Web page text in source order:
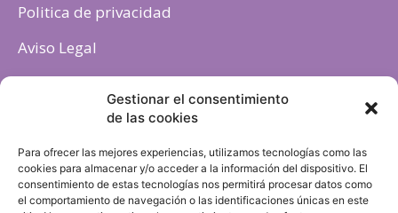
Gestionar el consentimiento
de las cookies
Para ofrecer las mejores experiencias, utilizamos tecnologías como las
cookies para almacenar y/o acceder a la información del dispositivo. El
consentimiento de estas tecnologías nos permitirá procesar datos como
el comportamiento de navegación o las identificaciones únicas en este
Politica de privacidad
Aviso Legal
Política de cookies